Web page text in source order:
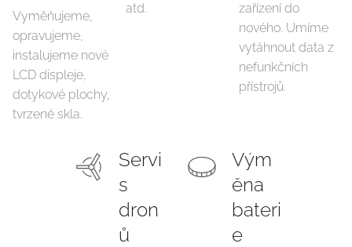
Vyměňujeme,
opravujeme,
instalujeme nové
LCD displeje,
dotykové plochy,
tvrzené skla.
atd.
zařízení do
nového. Umíme
vytáhnout data z
nefunkčních
přístrojů.
Servi
s
dron
ů
Vým
ěna
bateri
e